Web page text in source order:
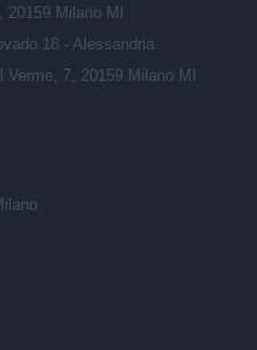
Milano MI
18 - Alessandria
7, 20159 Milano MI